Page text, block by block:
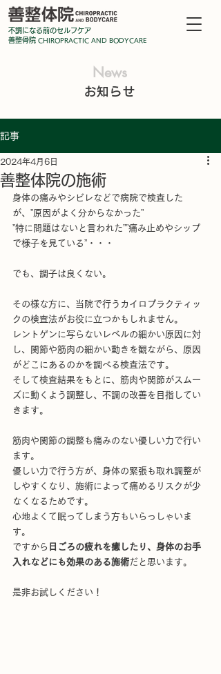
不調になる前のセルフケア
善整骨院 CHIROPRACTIC AND BODYCARE
News
お知らせ
記事
善整体院の施術
2024年4月6日
身体の痛みやシビレなどで病院で検査した
が、”原因がよく分からなかった”
”特に問題はないと言われた””痛み止めやシップ
で様子を見ている”・・・
でも、調子は良くない。
その様な方に、当院で行うカイロプラクティッ
クの検査法がお役に立つかもしれません。
レントゲンに写らないレベルの細かい原因に対
し、関節や筋肉の細かい動きを観ながら、原因
がどこにあるのかを調べる検査法です。
そして検査結果をもとに、筋肉や関節がスムー
ズに動くよう調整し、不調の改善を目指してい
きます。
筋肉や関節の調整も痛みのない優しい力で行い
ます。
優しい力で行う方が、身体の緊張も取れ調整が
しやすくなり、施術によって痛めるリスクが少
なくなるためです。
心地よくて眠ってしまう方もいらっしゃいま
す。
ですから 日ごろの疲れを癒したり、身体のお手
入れなどにも効果のある施術だと思います。
是非お試しください！